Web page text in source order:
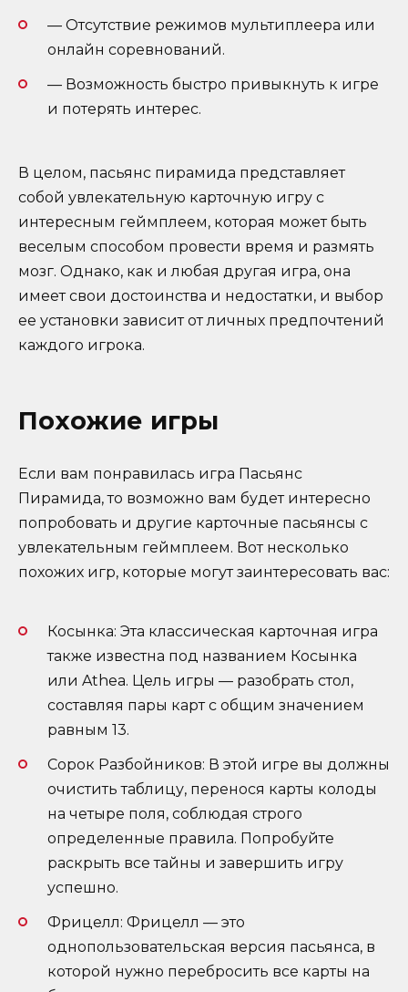
— Отсутствие режимов мультиплеера или
онлайн соревнований.
— Возможность быстро привыкнуть к игре
и потерять интерес.
В целом, пасьянс пирамида представляет
собой увлекательную карточную игру с
интересным геймплеем, которая может быть
веселым способом провести время и размять
мозг. Однако, как и любая другая игра, она
имеет свои достоинства и недостатки, и выбор
ее установки зависит от личных предпочтений
каждого игрока.
Похожие игры
Если вам понравилась игра Пасьянс
Пирамида, то возможно вам будет интересно
попробовать и другие карточные пасьянсы с
увлекательным геймплеем. Вот несколько
похожих игр, которые могут заинтересовать вас:
Косынка: Эта классическая карточная игра
также известна под названием Косынка
или Athea. Цель игры — разобрать стол,
составляя пары карт с общим значением
равным 13.
Сорок Разбойников: В этой игре вы должны
очистить таблицу, перенося карты колоды
на четыре поля, соблюдая строго
определенные правила. Попробуйте
раскрыть все тайны и завершить игру
успешно.
Фрицелл: Фрицелл — это
однопользовательская версия пасьянса, в
которой нужно перебросить все карты на